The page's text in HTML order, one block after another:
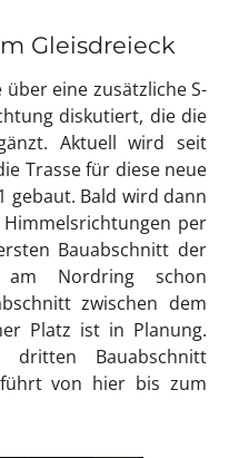
Gleisdreieck
eine zusätzliche S-
diskutiert, die die
Aktuell wird seit
Trasse für diese neue
gebaut. Bald wird dann
per
Bauabschnitt der
am Nordring schon
zwischen dem
Platz ist in Planung.
Bauabschnitt
führt von hier bis zum